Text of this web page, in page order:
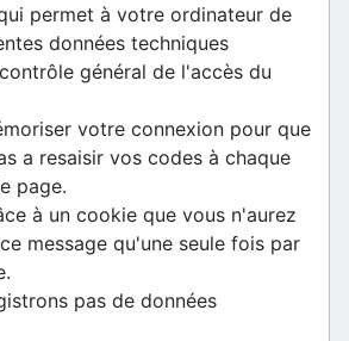
permet à votre ordinateur de
données techniques
général de l'accès du
votre connexion pour que
a resaisir vos codes à chaque
page.
à un cookie que vous n'aurez
message qu'une seule fois par
pas de données